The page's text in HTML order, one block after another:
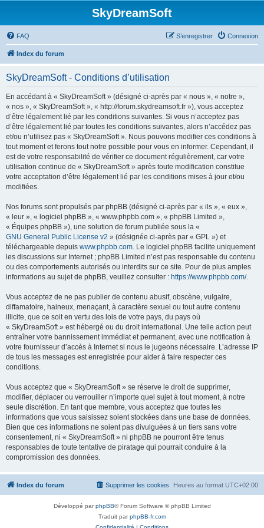
SkyDreamSoft
FAQ Connexion
S’enregistrer
Index du forum
SkyDreamSoft - Conditions d’utilisation
En accédant à « SkyDreamSoft » (désigné ci-après par « nous », « notre »,
« nos », « SkyDreamSoft », « http://forum.skydreamsoft.fr »), vous acceptez
d’être légalement lié par les conditions suivantes. Si vous n’acceptez pas
d’être légalement lié par toutes les conditions suivantes, alors n’accédez pas
et/ou n’utilisez pas « SkyDreamSoft ». Nous pouvons modifier ces conditions à
tout moment et ferons tout notre possible pour vous en informer. Cependant, il
est de votre responsabilité de vérifier ce document régulièrement, car votre
utilisation continue de « SkyDreamSoft » après toute modification constitue
votre acceptation d’être légalement lié par les conditions mises à jour et/ou
modifiées.
Nos forums sont propulsés par phpBB (désigné ci-après par « ils », « eux »,
« leur », « logiciel phpBB », « www.phpbb.com », « phpBB Limited »,
« Équipes phpBB »), une solution de forum publiée sous la «
GNU General Public License v2 » (désignée ci-après par « GPL ») et
téléchargeable depuis www.phpbb.com. Le logiciel phpBB facilite uniquement
les discussions sur Internet ; phpBB Limited n’est pas responsable du contenu
ou des comportements autorisés ou interdits sur ce site. Pour de plus amples
informations au sujet de phpBB, veuillez consulter : https://www.phpbb.com/.
Vous acceptez de ne pas publier de contenu abusif, obscène, vulgaire,
diffamatoire, haineux, menaçant, à caractère sexuel ou tout autre contenu
illicite, que ce soit en vertu des lois de votre pays, du pays où
« SkyDreamSoft » est hébergé ou du droit international. Une telle action peut
entraîner votre bannissement immédiat et permanent, avec une notification à
votre fournisseur d’accès à Internet si nous le jugeons nécessaire. L’adresse IP
de tous les messages est enregistrée pour aider à faire respecter ces
conditions.
Vous acceptez que « SkyDreamSoft » se réserve le droit de supprimer,
modifier, déplacer ou verrouiller n’importe quel sujet à tout moment, à notre
seule discrétion. En tant que membre, vous acceptez que toutes les
informations que vous saisissez soient stockées dans une base de données.
Bien que ces informations ne soient pas divulguées à un tiers sans votre
consentement, ni « SkyDreamSoft » ni phpBB ne pourront être tenus
responsables de toute tentative de piratage qui pourrait conduire à la
compromission des données.
Index du forum Heures au format UTC+02:00
Supprimer les cookies
Développé parphpBB® Forum Software © phpBB Limited
Traduit parphpBB-fr.com